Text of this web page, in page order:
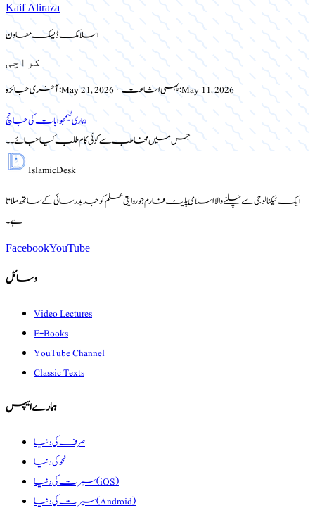
Kaif Aliraza
اسلامک ڈیسک معاون
کراچی
آخری جائزہ:May 21, 2026 · پہلی اشاعت:May 11, 2026
ہماری ٹیمجوابات کی جانچ
جس میں مخاطب سے کوئی کام طلب کیا جائے ۔۔
IslamicDesk
ایک ٹیکنالوجی سے چلنے والا اسلامی پلیٹ فارم جو روایتی علم کو جدید رسائی کے ساتھ ملاتا
ہے۔
FacebookYouTube
وسائل
Video Lectures
E-Books
YouTube Channel
Classic Texts
ہمارے ایپس
صرف کی دنیا
نحو کی دنیا
سیرت کی دنیا (iOS)
سیرت کی دنیا (Android)